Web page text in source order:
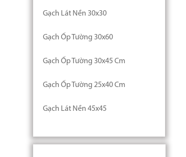
Gạch Lát Nền 30x30
Gạch Ốp Tường 30x60
Gạch Ốp Tường 30x45 Cm
Gạch Ốp Tường 25x40 Cm
Gạch Lát Nền 45x45